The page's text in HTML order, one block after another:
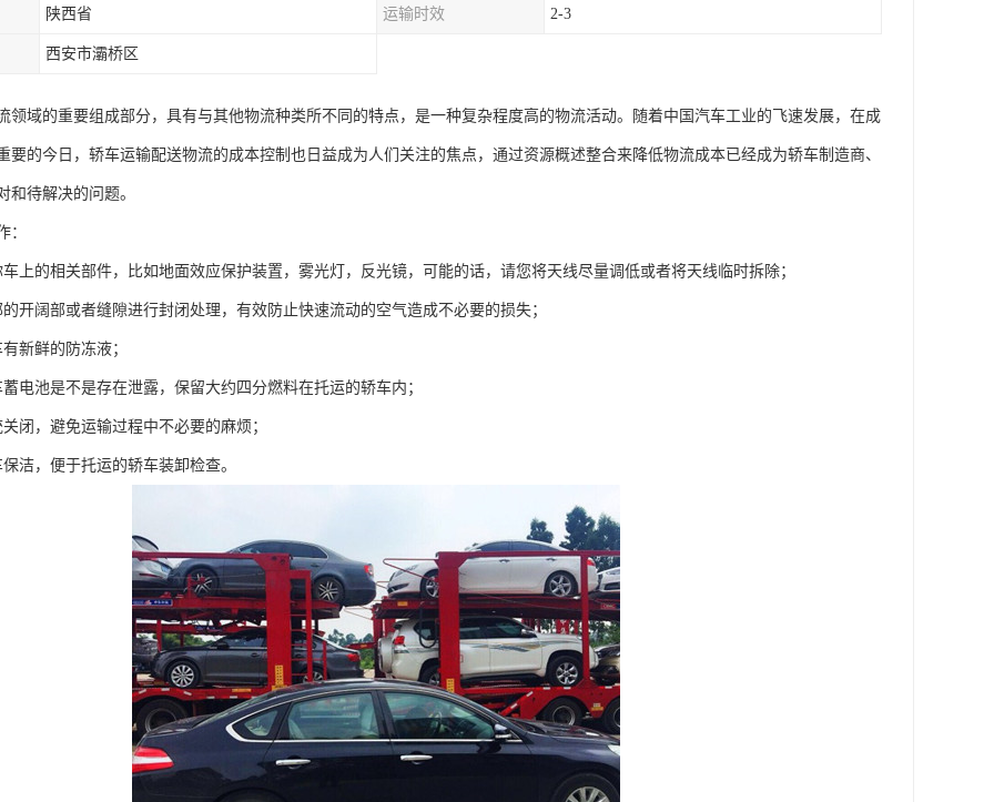
陕西省 运输时效 2-3
西安市灞桥区
领域的重要组成部分，具有与其他物流种类所不同的特点，是一种复杂程度高的物流活动。随着中国汽车工业的飞速发展，在成
要的今日，轿车运输配送物流的成本控制也日益成为人们关注的焦点，通过资源概述整合来降低物流成本已经成为轿车制造商、
和待解决的问题。
：
上的相关部件，比如地面效应保护装置，雾光灯，反光镜，可能的话，请您将天线尽量调低或者将天线临时拆除；
开阔部或者缝隙进行封闭处理，有效防止快速流动的空气造成不必要的损失；
新鲜的防冻液；
电池是不是存在泄露，保留大约四分燃料在托运的轿车内；
闭，避免运输过程中不必要的麻烦；
洁，便于托运的轿车装卸检查。